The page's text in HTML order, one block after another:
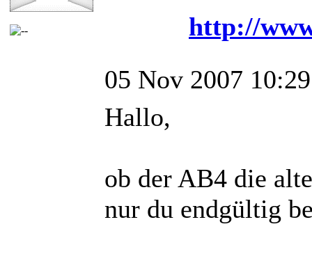
http://
05 Nov 2007 10:29
Hallo,
ob der AB4 die
nur du endgültig